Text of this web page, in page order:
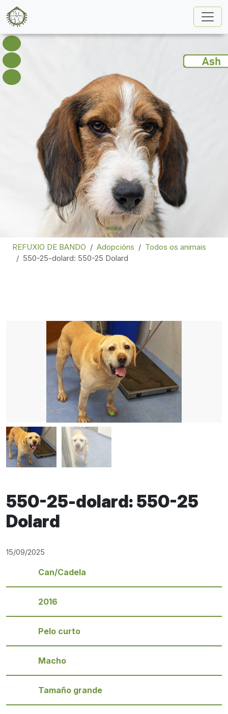
REFUXIO DE BANDO Adopcións
Todos os animais
550-25-dolard: 550-25 Dolard
550-25-dolard: 550-25
Dolard
15/09/2025
Can/Cadela
2016
Pelo curto
Macho
Tamaño grande